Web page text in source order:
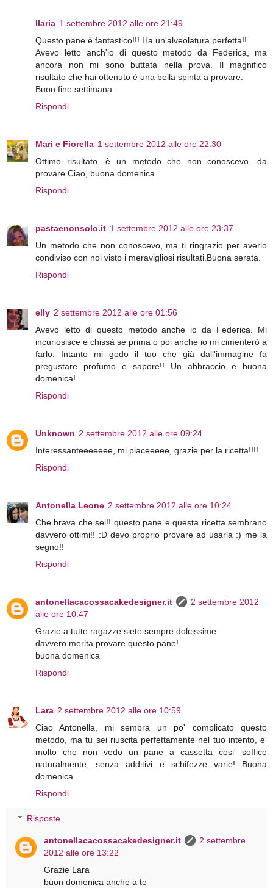
Ilaria 1 settembre 2012 alle ore 21:49
Questo pane è fantastico!!! Ha un'alveolatura perfetta!!
Avevo letto anch'io di questo metodo da Federica, ma
ancora non mi sono buttata nella prova. Il magnifico
risultato che hai ottenuto è una bella spinta a provare.
Buon fine settimana.
Rispondi
Mari e Fiorella 1 settembre 2012 alle ore 22:30
Ottimo risultato, è un metodo che non conoscevo, da
provare.Ciao, buona domenica..
Rispondi
pastaenonsolo.it 1 settembre 2012 alle ore 23:37
Un metodo che non conoscevo, ma ti ringrazio per averlo
condiviso con noi visto i meravigliosi risultati.Buona serata.
Rispondi
elly 2 settembre 2012 alle ore 01:56
Avevo letto di questo metodo anche io da Federica. Mi
incuriosisce e chissà se prima o poi anche io mi cimenterò a
farlo. Intanto mi godo il tuo che già dall'immagine fa
pregustare profumo e sapore!! Un abbraccio e buona
domenica!
Rispondi
Unknown 2 settembre 2012 alle ore 09:24
Interessanteeeeeee, mi piaceeeee, grazie per la ricetta!!!!
Rispondi
Antonella Leone 2 settembre 2012 alle ore 10:24
Che brava che sei!! questo pane e questa ricetta sembrano
davvero ottimi!! :D devo proprio provare ad usarla :) me la
segno!!
Rispondi
antonellacacossacakedesigner.it
2 settembre 2012
alle ore 10:47
Grazie a tutte ragazze siete sempre dolcissime
davvero merita provare questo pane!
buona domenica
Rispondi
Lara 2 settembre 2012 alle ore 10:59
Ciao Antonella, mi sembra un po' complicato questo
metodo, ma tu sei riuscita perfettamente nel tuo intento, e'
molto che non vedo un pane a cassetta cosi' soffice
naturalmente, senza additivi e schifezze varie! Buona
domenica
Rispondi
Risposte
antonellacacossacakedesigner.it
2 settembre
2012 alle ore 13:22
Grazie Lara
buon domenica anche a te